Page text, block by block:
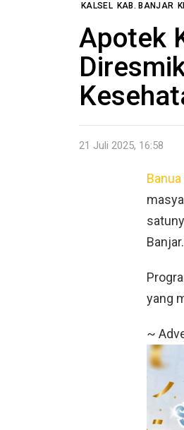
KALSEL KAB. BANJAR
Apotek
21 Juli 2025, 16:58
Banjar.
yang
~